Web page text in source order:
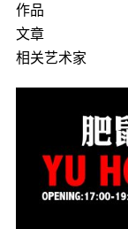
作品
文章
相关艺术家